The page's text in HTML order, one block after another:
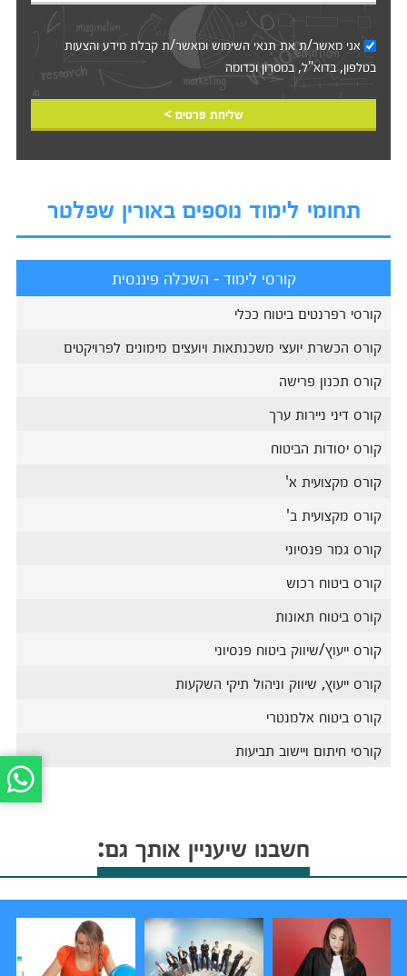
אני מאשר/ת אתתנאי השימושומאשר/ת קבלת מידע והצעות
בטלפון, בדוא"ל, במסרון וכדומה‎‎
שליחת פרטים >
תחומי לימוד נוספים באורין שפלטר
קורסי לימוד - השכלה פיננסית
קורסי רפרנטים ביטוח ככלי
קורס הכשרת יועצי משכנתאות ויועצים מימונים לפרויקטים
קורס תכנון פרישה
קורס דיני ניירות ערך
קורס יסודות הביטוח
קורס מקצועית א'
קורס מקצועית ב'
קורס גמר פנסיוני
קורס ביטוח רכוש
קורס ביטוח תאונות
קורס ייעוץ/שיווק ביטוח פנסיוני
קורס ייעוץ, שיווק וניהול תיקי השקעות
קורס ביטוח אלמנטרי
קורסי חיתום ויישוב תביעות
חשבנו שיעניין אותך גם: